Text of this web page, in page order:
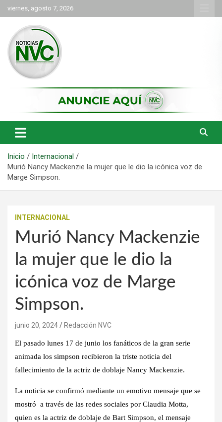
Saltar
al
contenido
viernes, agosto 7, 2026
NVC Noticias
Inicio
Internacional
Murió Nancy Mackenzie la mujer que le dio la icónica voz de
Marge Simpson.
INTERNACIONAL
Murió Nancy Mackenzie
la mujer que le dio la
icónica voz de Marge
Simpson.
junio 20, 2024 Redacción NVC
El pasado lunes 17 de junio los fanáticos de la gran serie
animada los simpson recibieron la triste noticia del
fallecimiento de la actriz de doblaje Nancy Mackenzie.
La noticia se confirmó mediante un emotivo mensaje que se
mostró a través de las redes sociales por Claudia Motta,
quien es la actriz de doblaje de Bart Simpson, el mensaje